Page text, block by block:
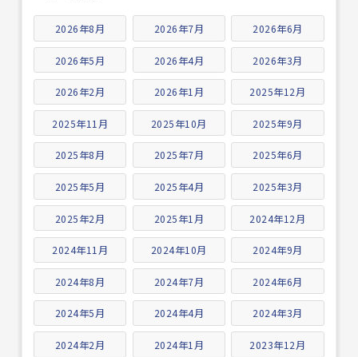
2026年8月 2026年7月 2026年6月
2026年5月 2026年4月 2026年3月
2026年2月 2026年1月 2025年12月
2025年11月 2025年10月 2025年9月
2025年8月 2025年7月 2025年6月
2025年5月 2025年4月 2025年3月
2025年2月 2025年1月 2024年12月
2024年11月 2024年10月 2024年9月
2024年8月 2024年7月 2024年6月
2024年5月 2024年4月 2024年3月
2024年2月 2024年1月 2023年12月